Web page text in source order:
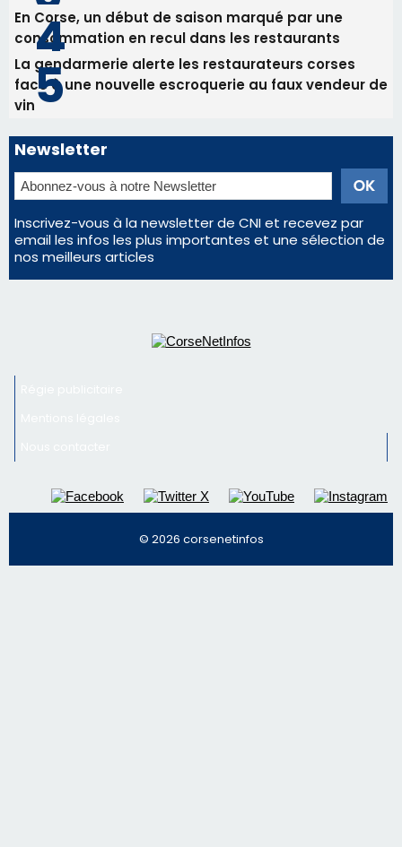
Les plus lus
Satine Nomary est la nouvelle Miss Corse 2026
Éclipse du 12 août : la Corse aux premières loges
d'un spectacle qui ne reviendra pas avant 2081
Bastia – Le festival Porto Latino évacué en urgence
avant le concert de Mosimann
En Corse, un début de saison marqué par une
consommation en recul dans les restaurants
nos meilleurs articles